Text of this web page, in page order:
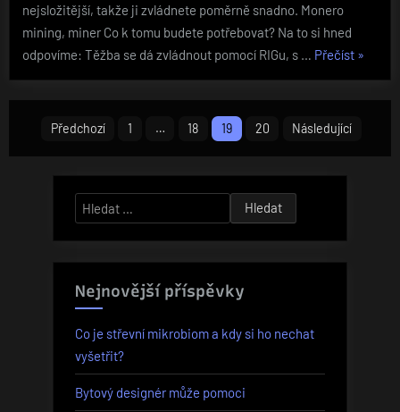
nejsložitější, takže ji zvládnete poměrně snadno. Monero
mining, miner Co k tomu budete potřebovat? Na to si hned
odpovíme: Těžba se dá zvládnout pomocí RIGu, s … Přečíst„Těžba
»
Stránkování
Předchozí 1 … 18 19 20 Následující
Vyhledávání
Nejnovější příspěvky
Co je střevní mikrobiom a kdy si ho nechat
vyšetřit?
Bytový designér může pomoci